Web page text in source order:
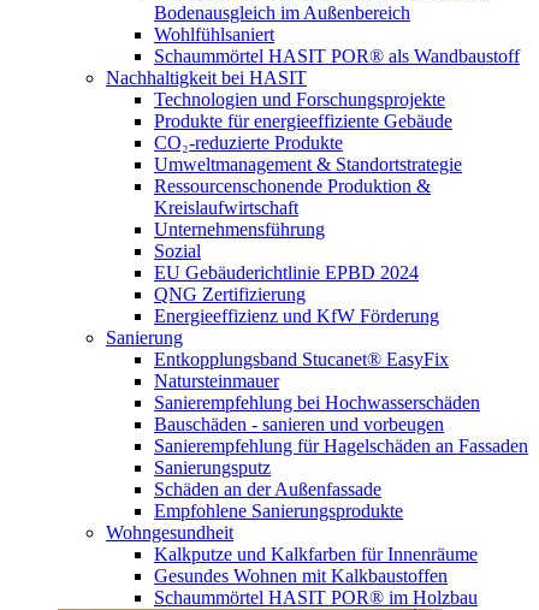
Bodenausgleich im Außenbereich
Wohlfühlsaniert
Schaummörtel HASIT POR® als Wandbaustoff
Nachhaltigkeit bei HASIT
Technologien und Forschungsprojekte
Produkte für energieeffiziente Gebäude
CO₂-reduzierte Produkte
Umweltmanagement & Standortstrategie
Ressourcenschonende Produktion &
Kreislaufwirtschaft
Unternehmensführung
Sozial
EU Gebäuderichtlinie EPBD 2024
QNG Zertifizierung
Energieeffizienz und KfW Förderung
Sanierung
Entkopplungsband Stucanet® EasyFix
Natursteinmauer
Sanierempfehlung bei Hochwasserschäden
Bauschäden - sanieren und vorbeugen
Sanierempfehlung für Hagelschäden an Fassaden
Sanierungsputz
Schäden an der Außenfassade
Empfohlene Sanierungsprodukte
Wohngesundheit
Kalkputze und Kalkfarben für Innenräume
Gesundes Wohnen mit Kalkbaustoffen
Schaummörtel HASIT POR® im Holzbau